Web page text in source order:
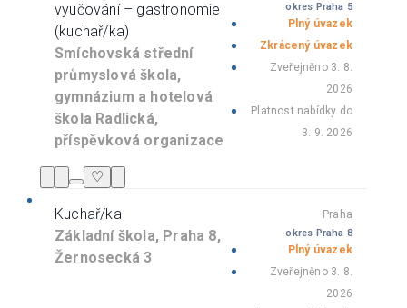
vyučování – gastronomie
(kuchař/ka)
Smíchovská střední
průmyslová škola,
gymnázium a hotelová
škola Radlická,
příspěvková organizace
okres Praha 5
Plný úvazek
Zkrácený úvazek
Zveřejněno 3. 8.
2026
Platnost nabídky do
3. 9. 2026
♡
Kuchař/ka
Základní škola, Praha 8,
Žernosecká 3
Praha
okres Praha 8
Plný úvazek
Zveřejněno 3. 8.
2026